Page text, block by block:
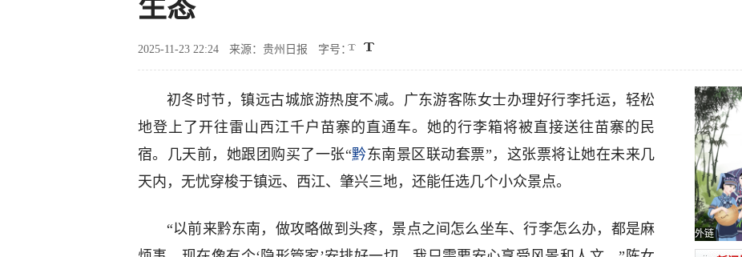
生态
2025-11-23 22:24 来源：贵州日报 字号：
初冬时节，镇远古城旅游热度不减。广东游客陈女士办理好行李托运，轻松
地登上了开往雷山西江千户苗寨的直通车。她的行李箱将被直接送往苗寨的民
宿。几天前，她跟团购买了一张“黔东南景区联动套票”，这张票将让她在未来几
天内，无忧穿梭于镇远、西江、肇兴三地，还能任选几个小众景点。
“以前来黔东南，做攻略做到头疼，景点之间怎么坐车、行李怎么办，都是麻
外链